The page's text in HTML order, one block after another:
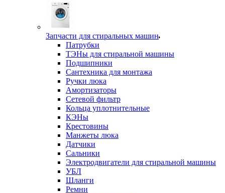
Запчасти для стиральных машин
Патрубки
ТЭНы для стиральной машины
Подшипники
Сантехника для монтажа
Ручки люка
Амортизаторы
Сетевой фильтр
Кольца уплотнительные
КЭНы
Крестовины
Манжеты люка
Датчики
Сальники
Электродвигатели для стиральной машины
УБЛ
Шланги
Ремни